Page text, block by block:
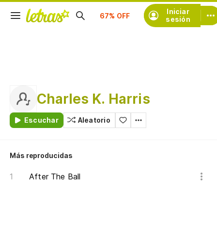
Iniciar
sesión
Suscríbete
Charles K. Harris
Escuchar Aleatorio
Más reproducidas
After The Ball